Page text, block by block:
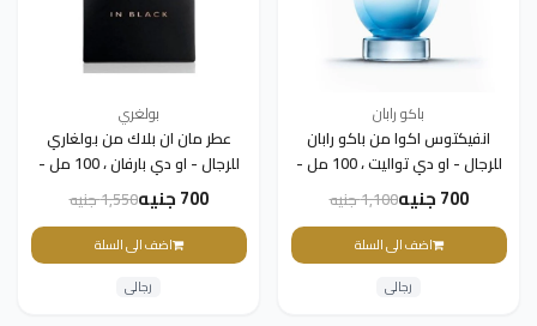
باكو رابان
انفيكتوس اكوا من باكو رابان
للرجال - او دي تواليت ، 100 مل -
تستر اوت ليت 700 جنيه 1,100 جنيه
اضف الى السلة
رجالى
بولغري
عطر مان ان بلاك من بولغاري
للرجال - او دي بارفان ، 100 مل -
تستر اوت ليت 700 جنيه 1,550 جنيه
اضف الى السلة
رجالى